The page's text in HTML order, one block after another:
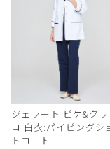
ジェラート ピケ&クラ
コ 白衣:パイピングシ
トコート